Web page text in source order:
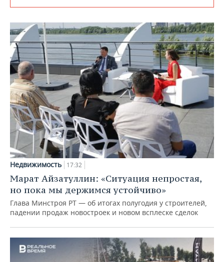
Недвижимость 17:32
Марат Айзатуллин: «Ситуация непростая,
но пока мы держимся устойчиво»
Глава Минстроя РТ — об итогах полугодия у строителей,
падении продаж новостроек и новом всплеске сделок